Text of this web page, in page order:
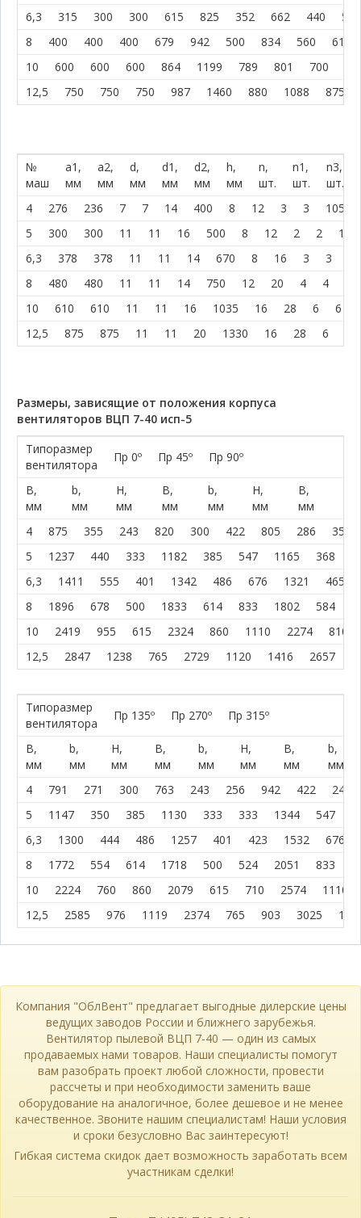
6,3
315 300 300 615 825 352 662 440
500
8
400 400 400 679 942 500 834 560
610
10
600 600 600 864 1199 789 801 700
12,5
750 750 750 987 1460 880 1088 875
№
маш
a1,
мм
a2,
мм
d,
мм
d1,
мм
d2,
мм
h,
мм
n,
шт.
n1,
шт.
n3,
шт.
4
276 236 7 7 14 400 8 12 3 3
105
5
300 300 11 11 16 500 8 12 2 2
100
6,3
378 378 11 11 14 670 8 16 3 3
8
480 480 11 11 14 750 12 20 4 4
10
610 610 11 11 16 1035 16 28 6 6
12,5
875 875 11 11 20 1330 16 28 6
Размеры, зависящие от положения корпуса
вентиляторов ВЦП 7-40 исп-5
Типоразмер
вентилятора
Пр 0º Пр 45º Пр 90º
В,
мм
b,
мм
H,
мм
В,
мм
b,
мм
H,
мм
В,
мм
4
875 355 243 820 300 422 805 286
355
5
1237 440 333 1182 385 547 1165 368
6,3
1411 555 401 1342 486 676 1321
465
8
1896 678 500 1833 614 833 1802 584
10
2419 955 615 2324 860 1110 2274
810
12,5
2847 1238 765 2729 1120 1416 2657
Типоразмер
вентилятора
Пр 135º Пр 270º Пр 315º
В,
мм
b,
мм
H,
мм
В,
мм
b,
мм
H,
мм
В,
мм
b,
мм
4
791 271 300 763 243 256 942 422
242
5
1147 350 385 1130 333 333 1344 547
6,3
1300 444 486 1257 401 423 1532
676
8
1772 554 614 1718 500 524 2051 833
10
2224 760 860 2079 615 710 2574
1110
12,5
2585 976 1119 2374 765 903 3025
Компания "ОблВент" предлагает выгодные дилерские цены
ведущих заводов России и ближнего зарубежья.
Вентилятор пылевой ВЦП 7-40 — один из самых
продаваемых нами товаров. Наши специалисты помогут
вам разобрать проект любой сложности, провести
рассчеты и при необходимости заменить ваше
оборудование на аналогичное, более дешевое и не менее
качественное. Звоните нашим специалистам! Наши условия
и сроки безусловно Вас заинтересуют!
Гибкая система скидок дает возможность заработать всем
участникам сделки!